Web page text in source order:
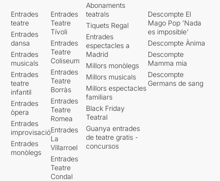
Entrades
teatre
Entrades
dansa
Entrades
musicals
Entrades
teatre
infantil
Entrades
òpera
Entrades
improvisació
Entrades
monòlegs
Entrades
Teatre
Tívoli
Entrades
Teatre
Coliseum
Entrades
Teatre
Borràs
Entrades
Teatre
Romea
Entrades
La
Villarroel
Entrades
Teatre
Condal
Abonaments
teatrals
Tiquets Regal
Entrades
espectacles a
Madrid
Millors monòlegs
Millors musicals
Millors espectacles
familiars
Black Friday
Teatral
Guanya entrades
de teatre gratis -
concursos
Descompte El
Mago Pop 'Nada
es imposible'
Descompte Ànima
Descompte
Mamma mia
Descompte
Germans de sang